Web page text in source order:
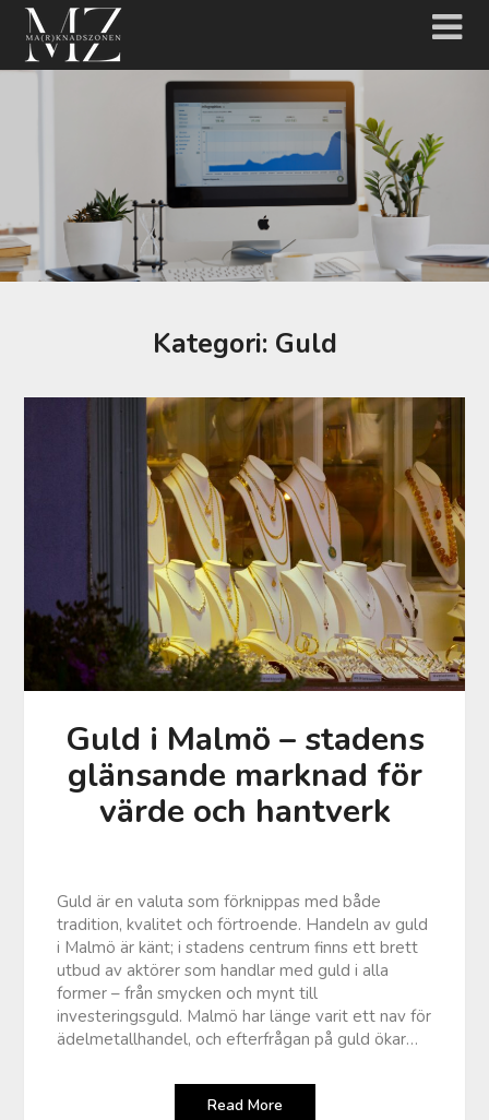
Hoppa
innehåll
Kategori: Guld
Guld i Malmö – stadens
glänsande marknad för
värde och hantverk
Guld är en valuta som förknippas med både
tradition, kvalitet och förtroende. Handeln av guld
i Malmö är känt; i stadens centrum finns ett brett
utbud av aktörer som handlar med guld i alla
former – från smycken och mynt till
investeringsguld. Malmö har länge varit ett nav för
ädelmetallhandel, och efterfrågan på guld ökar…
Read More